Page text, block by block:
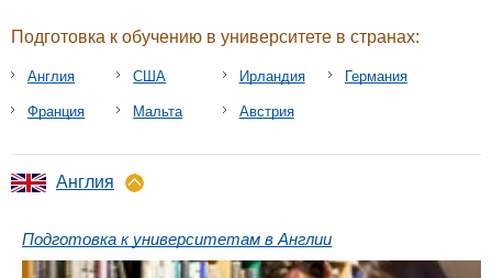
Подготовка к обучению в университете в странах:
Англия США Ирландия Германия
Франция Мальта Австрия
Англия
Подготовка к университетам в Англии